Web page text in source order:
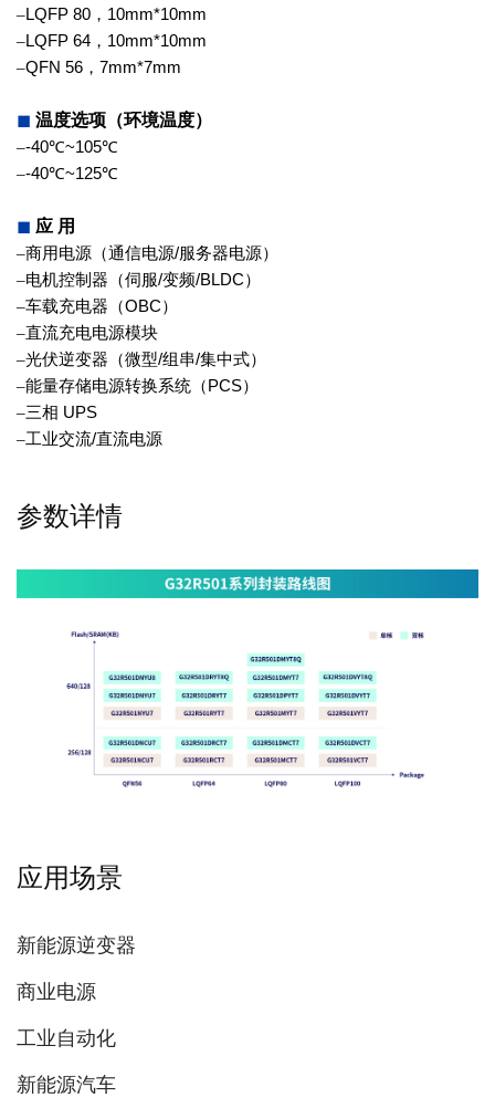
–LQFP 80 ， 10mm*10mm
–LQFP 64 ， 10mm*10mm
–QFN 56 ， 7mm*7mm
◼ 温度选项（环境温度）
–-40℃~105℃
–-40℃~125℃
◼ 应 用
–商用电源（通信电源/服务器电源）
–电机控制器（伺服/变频/BLDC）
–车载充电器（OBC）
–直流充电电源模块
–光伏逆变器（微型/组串/集中式）
–能量存储电源转换系统（ PCS）
–三相 UPS
–工业交流/直流电源
参数详情
应用场景
新能源逆变器
商业电源
工业自动化
新能源汽车